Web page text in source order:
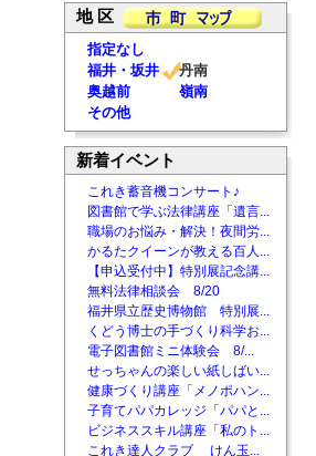
地 区
指定なし
福井・坂井
丹南
奥越前
嶺南
その他
新着イベント
これき蓄音機コンサート♪
図書館で学ぶ法律講座「遺言...
職場のお悩み・解決！夜間労...
かるたクイーンが教える百人...
【申込受付中】特別展記念講...
無料法律相談会 8/20
福井県立歴史博物館 特別展...
くどう博士の手づくり科学お...
電子図書館ミニ体験会 8/...
せっちゃんの楽しい紙しばい...
健康づくり講座「メノポハン...
子育てパパカレッジ「パパと...
ビジネススキル講座「私のト...
これき達人クラブ けん玉...